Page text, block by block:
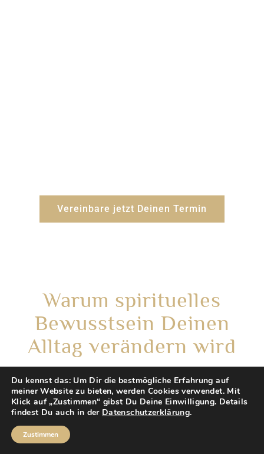
Vereinbare jetzt Deinen Termin
Warum spirituelles
Bewusstsein Deinen
Alltag verändern wird
Spiritualität ist ein sehr abstrakter Begriff – nicht
zu greifen oder zu begreifen. So war es für mich
auch. Zunächst ist es nur Gefühl, eine besondere
Du kennst das: Um Dir die bestmögliche Erfahrung auf
meiner Website zu bieten, werden Cookies verwendet. Mit
Klick auf „Zustimmen“ gibst Du Deine Einwilligung. Details
findest Du auch in der Datenschutzerklärung.
Zustimmen